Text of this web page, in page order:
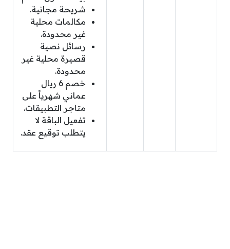
شريحة مجانية.
مكالمات محلية
غير محدودة.
رسائل نصية
قصيرة محلية غير
محدودة.
خصم 6 ريال
عماني شهرياً على
متاجر التطبيقات.
تفعيل الباقة لا
يتطلب توقيع عقد.